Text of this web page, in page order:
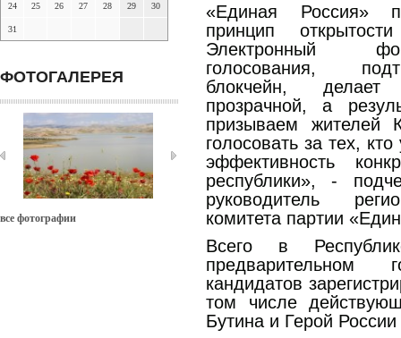
24 25 26 27 28 29 30
31
ФОТОГАЛЕРЕЯ
все фотографии
«Единая Россия»
принцип
Электронный
голосования,
блокчейн, делает
прозрачной, а
призываем жителей
голосовать за тех,
эффективность
республики», -
руководитель
комитета партии
Всего в
предварительном
кандидатов
том числе
Бутина и Герой